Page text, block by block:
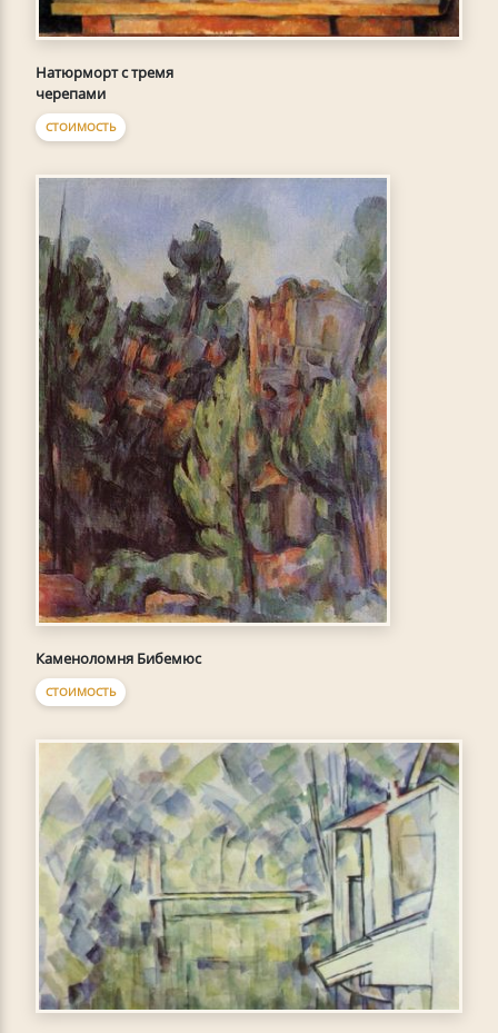
Натюрморт с тремя
черепами
СТОИМОСТЬ
Каменоломня Бибемюс
СТОИМОСТЬ